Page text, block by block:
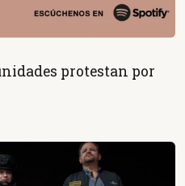
protestan por